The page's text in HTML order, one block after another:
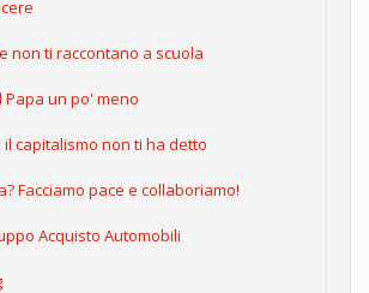
non ti raccontano a scuola
Papa un po' meno
il capitalismo non ti ha detto
Facciamo pace e collaboriamo!
Acquisto Automobili